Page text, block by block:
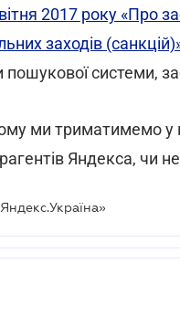
2017 року «Про
заходів
пошукової системи,
ми триматимемо у
Яндекса, чи